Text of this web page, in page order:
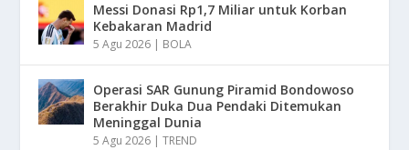
Messi Donasi Rp1,7 Miliar untuk Korban
Kebakaran Madrid
5 Agu 2026 | BOLA
Operasi SAR Gunung Piramid Bondowoso
Berakhir Duka Dua Pendaki Ditemukan
Meninggal Dunia
5 Agu 2026 |TREND